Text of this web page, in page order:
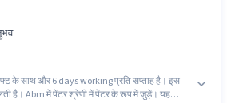
के साथ और 6 days working प्रति सप्ताह है। इस
है। Abm में पेंटर श्रेणी में पेंटर के रूप में जुड़ें। यह